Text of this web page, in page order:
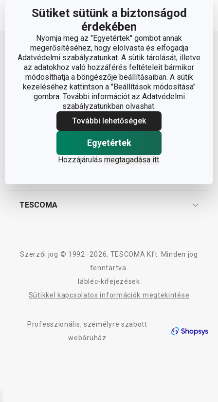
Sütiket sütünk a biztonságod
érdekében
Nyomja meg az "Egyetértek" gombot annak
megerősítéséhez, hogy elolvasta és elfogadja
Adatvédelmi szabályzatunkat. A sütik tárolását, illetve
az adatokhoz való hozzáférés feltételeit bármikor
módosíthatja a böngészője beállításaiban. A sütik
kezeléséhez kattintson a "Beállítások módosítása"
gombra. További információt az Adatvédelmi
szabályzatunkban olvashat.
További lehetőségek
Egyetértek
Hozzájárulás megtagadása itt.
Lépj feljebb
Vásárléknak
Tescoma klub
Reklamáció és termékvisszaküldés
TESCOMA
Adatkezelési Tájékoztató
Szerzői jog © 1992–2026, TESCOMA Kft. Minden jog
fenntartva.
lábléc-kifejezések
Sütikkel kapcsolatos információk megtekintése
Professzionális, személyre szabott
webáruház